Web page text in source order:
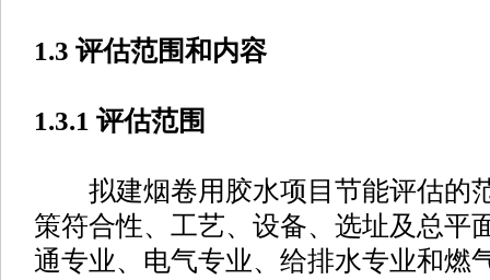
1.3 评估范围和内容
1.3.1 评估范围
拟建烟卷用胶水项目节能评估的
策符合性、工艺、设备、选址及总平
通专业、电气专业、给排水专业和燃